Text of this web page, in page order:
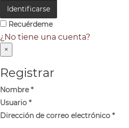
Identificarse
Recuérdeme
¿No tiene una cuenta?
×
Registrar
Nombre*
Usuario *
Dirección de correo electrónico *